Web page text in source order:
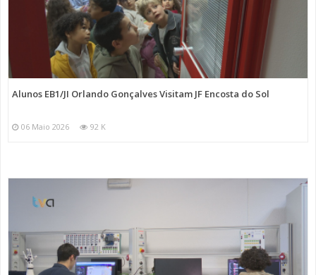
Alunos EB1/JI Orlando Gonçalves Visitam JF Encosta do Sol
06 Maio 2026 92 K